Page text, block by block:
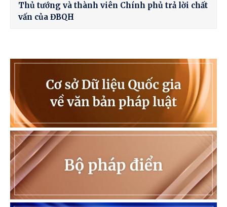
Thủ tướng và thành viên Chính phủ trả lời chất
vấn của ĐBQH